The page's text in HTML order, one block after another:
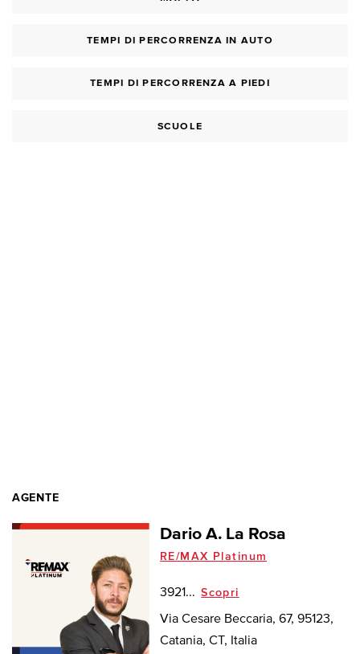
TEMPI DI PERCORRENZA IN AUTO
TEMPI DI PERCORRENZA A PIEDI
SCUOLE
AGENTE
Dario A. La Rosa
RE/MAX Platinum
3921... Scopri
Via Cesare Beccaria, 67, 95123,
Catania, CT, Italia